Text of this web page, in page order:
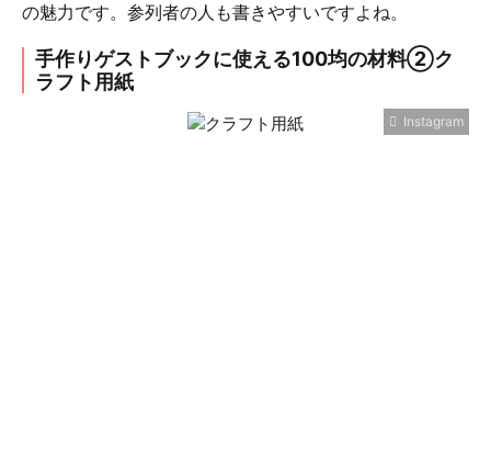
の魅力です。参列者の人も書きやすいですよね。
手作りゲストブックに使える100均の材料②ク
ラフト用紙
Instagram